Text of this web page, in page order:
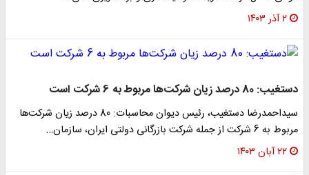
۲ آذر ۱۴۰۳
دستغیب: 80 درصد زیان شرکت‌ها مربوط به 6 شرکت است
سیداحمدرضا دستغیب، رئیس دیوان محاسبات: 80 درصد زیان شرکت‌ها
مربوط به 6 شرکت از جمله شرکت بازرگانی دولتی ایران، سازمان…
۲۲ آبان ۱۴۰۳